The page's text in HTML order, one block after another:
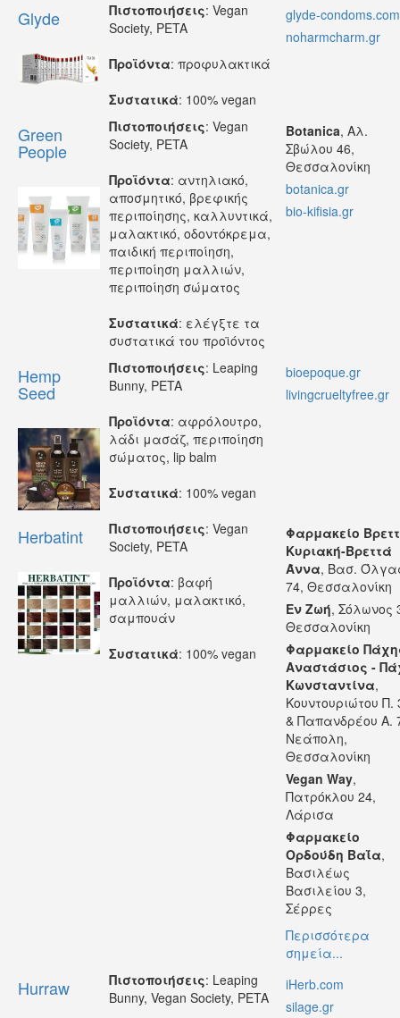
Glyde Πιστοποιήσεις: Vegan
Society, PETA
Προϊόντα: προφυλακτικά
Συστατικά: 100% vegan
glyde-condoms.com
noharmcharm.gr
Green
People
Πιστοποιήσεις: Vegan
Society, PETA
Προϊόντα: αντηλιακό,
αποσμητικό, βρεφικής
περιποίησης, καλλυντικά,
μαλακτικό, οδοντόκρεμα,
παιδική περιποίηση,
περιποίηση μαλλιών,
περιποίηση σώματος
Συστατικά: ελέγξτε τα
συστατικά του προϊόντος
Botanica, Αλ.
Σβώλου 46,
Θεσσαλονίκη
botanica.gr
bio-kifisia.gr
Hemp
Seed
Πιστοποιήσεις: Leaping
Bunny, PETA
Προϊόντα: αφρόλουτρο,
λάδι μασάζ, περιποίηση
σώματος, lip balm
Συστατικά: 100% vegan
bioepoque.gr
livingcrueltyfree.gr
Herbatint Πιστοποιήσεις: Vegan
Society, PETA
Προϊόντα: βαφή
μαλλιών, μαλακτικό,
σαμπουάν
Συστατικά: 100% vegan
Φαρμακείο
Κυριακή-Βρεττά
Άννα, Bασ.
74, Θεσσαλονίκη
Εν Ζωή, Σόλωνος
Θεσσαλονίκη
Φαρμακείο
Αναστάσιος -
Κωνσταντίνα,
Κουντουριώτου Π.
& Παπανδρέου Α.
Νεάπολη,
Θεσσαλονίκη
Vegan Way,
Πατρόκλου 24,
Λάρισα
Φαρμακείο
Ορδούδη Βαΐα,
Βασιλέως
Βασιλείου 3,
Σέρρες
Περισσότερα
σημεία...
Hurraw Πιστοποιήσεις: Leaping
Bunny, Vegan Society, PETA
iHerb.com
silage.gr